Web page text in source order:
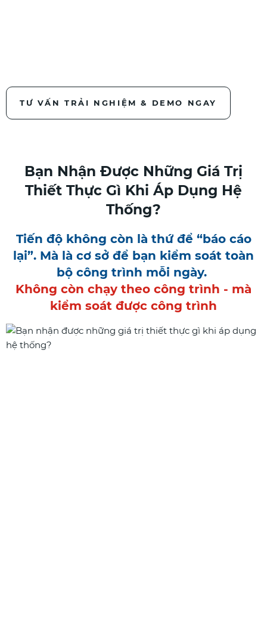
TƯ VẤN TRẢI NGHIỆM & DEMO NGAY
Bạn Nhận Được Những Giá Trị
Thiết Thực Gì Khi Áp Dụng Hệ
Thống?
Tiến độ không còn là thứ để “báo cáo
lại”. Mà là cơ sở để bạn kiểm soát toàn
bộ công trình mỗi ngày.
Không còn chạy theo công trình - mà
kiểm soát được công trình